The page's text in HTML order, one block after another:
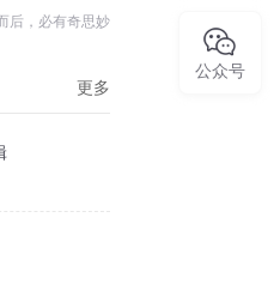
后，必有奇思妙
更多
公众号